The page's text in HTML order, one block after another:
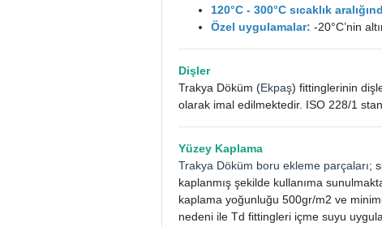
120°C - 300°C sıcaklık
Özel uygulamalar: -20°C’nin
Dişler
Trakya Döküm (Ekpaş) fittinglerinin
olarak imal edilmektedir. ISO 228/1
Yüzey Kaplama
Trakya Döküm boru ekleme parçaları;
kaplanmış şekilde kullanıma
kaplama yoğunluğu 500gr/m2 ve
nedeni ile Td fittingleri içme suyu